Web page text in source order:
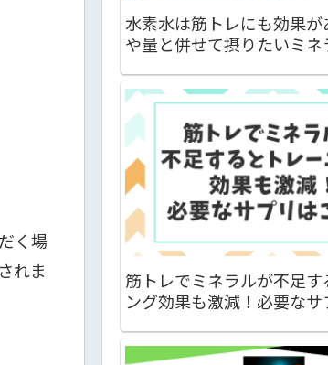
く場
れま
水素水は筋トレにも効果
や量と併せて摂りたいミネ
筋トレでミネラルが不足す
ング効果も激減！必要なサ